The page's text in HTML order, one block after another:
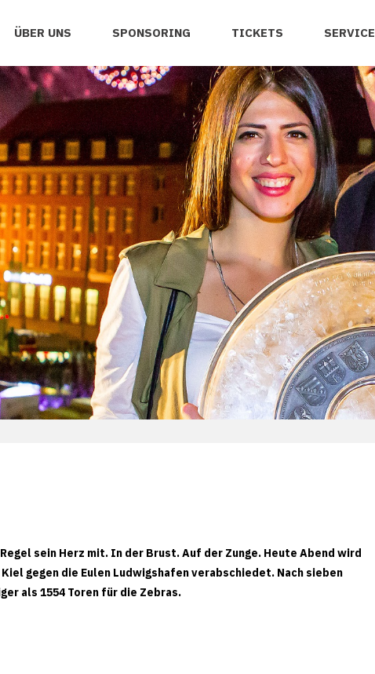
ÜBER UNS SPONSORING TICKETS SERVICE
sein Herz mit. In der Brust. Auf der Zunge. Heute Abend wird
gegen die Eulen Ludwigshafen verabschiedet. Nach sieben
als 1554 Toren für die Zebras.